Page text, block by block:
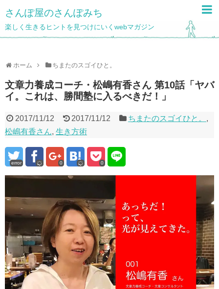
さんぽ屋のさんぽみち
楽しく生きるヒントを見つけにいくwebマガジン
ホーム ちまたのスゴイひと。
文章力養成コーチ・松嶋有香さん 第10話「ヤバ
イ。これは、勝間塾に入るべきだ！」
2017/11/12 2017/11/12 ちまたのスゴイひと。 ,
松嶋有香さん, 生き方術
error 0 0